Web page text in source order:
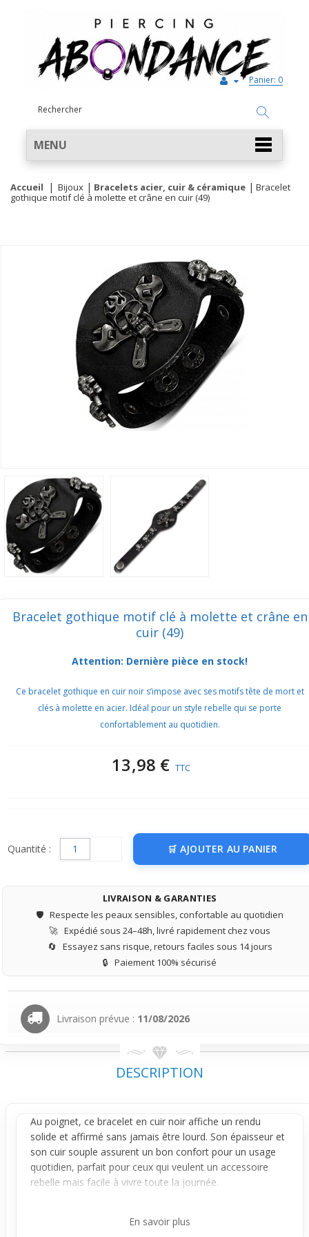
Panier: 0
MENU
Accueil Bijoux Bracelets acier, cuir & céramique
Bracelet
gothique motif clé à molette et crâne en cuir (49)
Bracelet gothique motif clé à molette et crâne en
cuir (49)
Attention: Dernière pièce en stock!
Ce bracelet gothique en cuir noir s’impose avec ses motifs tête de mort et
clés à molette en acier. Idéal pour un style rebelle qui se porte
confortablement au quotidien.
13,98 € TTC
Quantité : AJOUTER AU PANIER
LIVRAISON & GARANTIES
🛡️ Respecte les peaux sensibles, confortable au quotidien
🚀 Expédié sous 24–48h, livré rapidement chez vous
🔄 Essayez sans risque, retours faciles sous 14 jours
🔒 Paiement 100% sécurisé
Livraison prévue : 11/08/2026
DESCRIPTION
Au poignet, ce bracelet en cuir noir affiche un rendu
solide et affirmé sans jamais être lourd. Son épaisseur et
son cuir souple assurent un bon confort pour un usage
quotidien, parfait pour ceux qui veulent un accessoire
rebelle mais facile à vivre toute la journée.
métal placée sur une paire de clés à molette croisées
En savoir plus